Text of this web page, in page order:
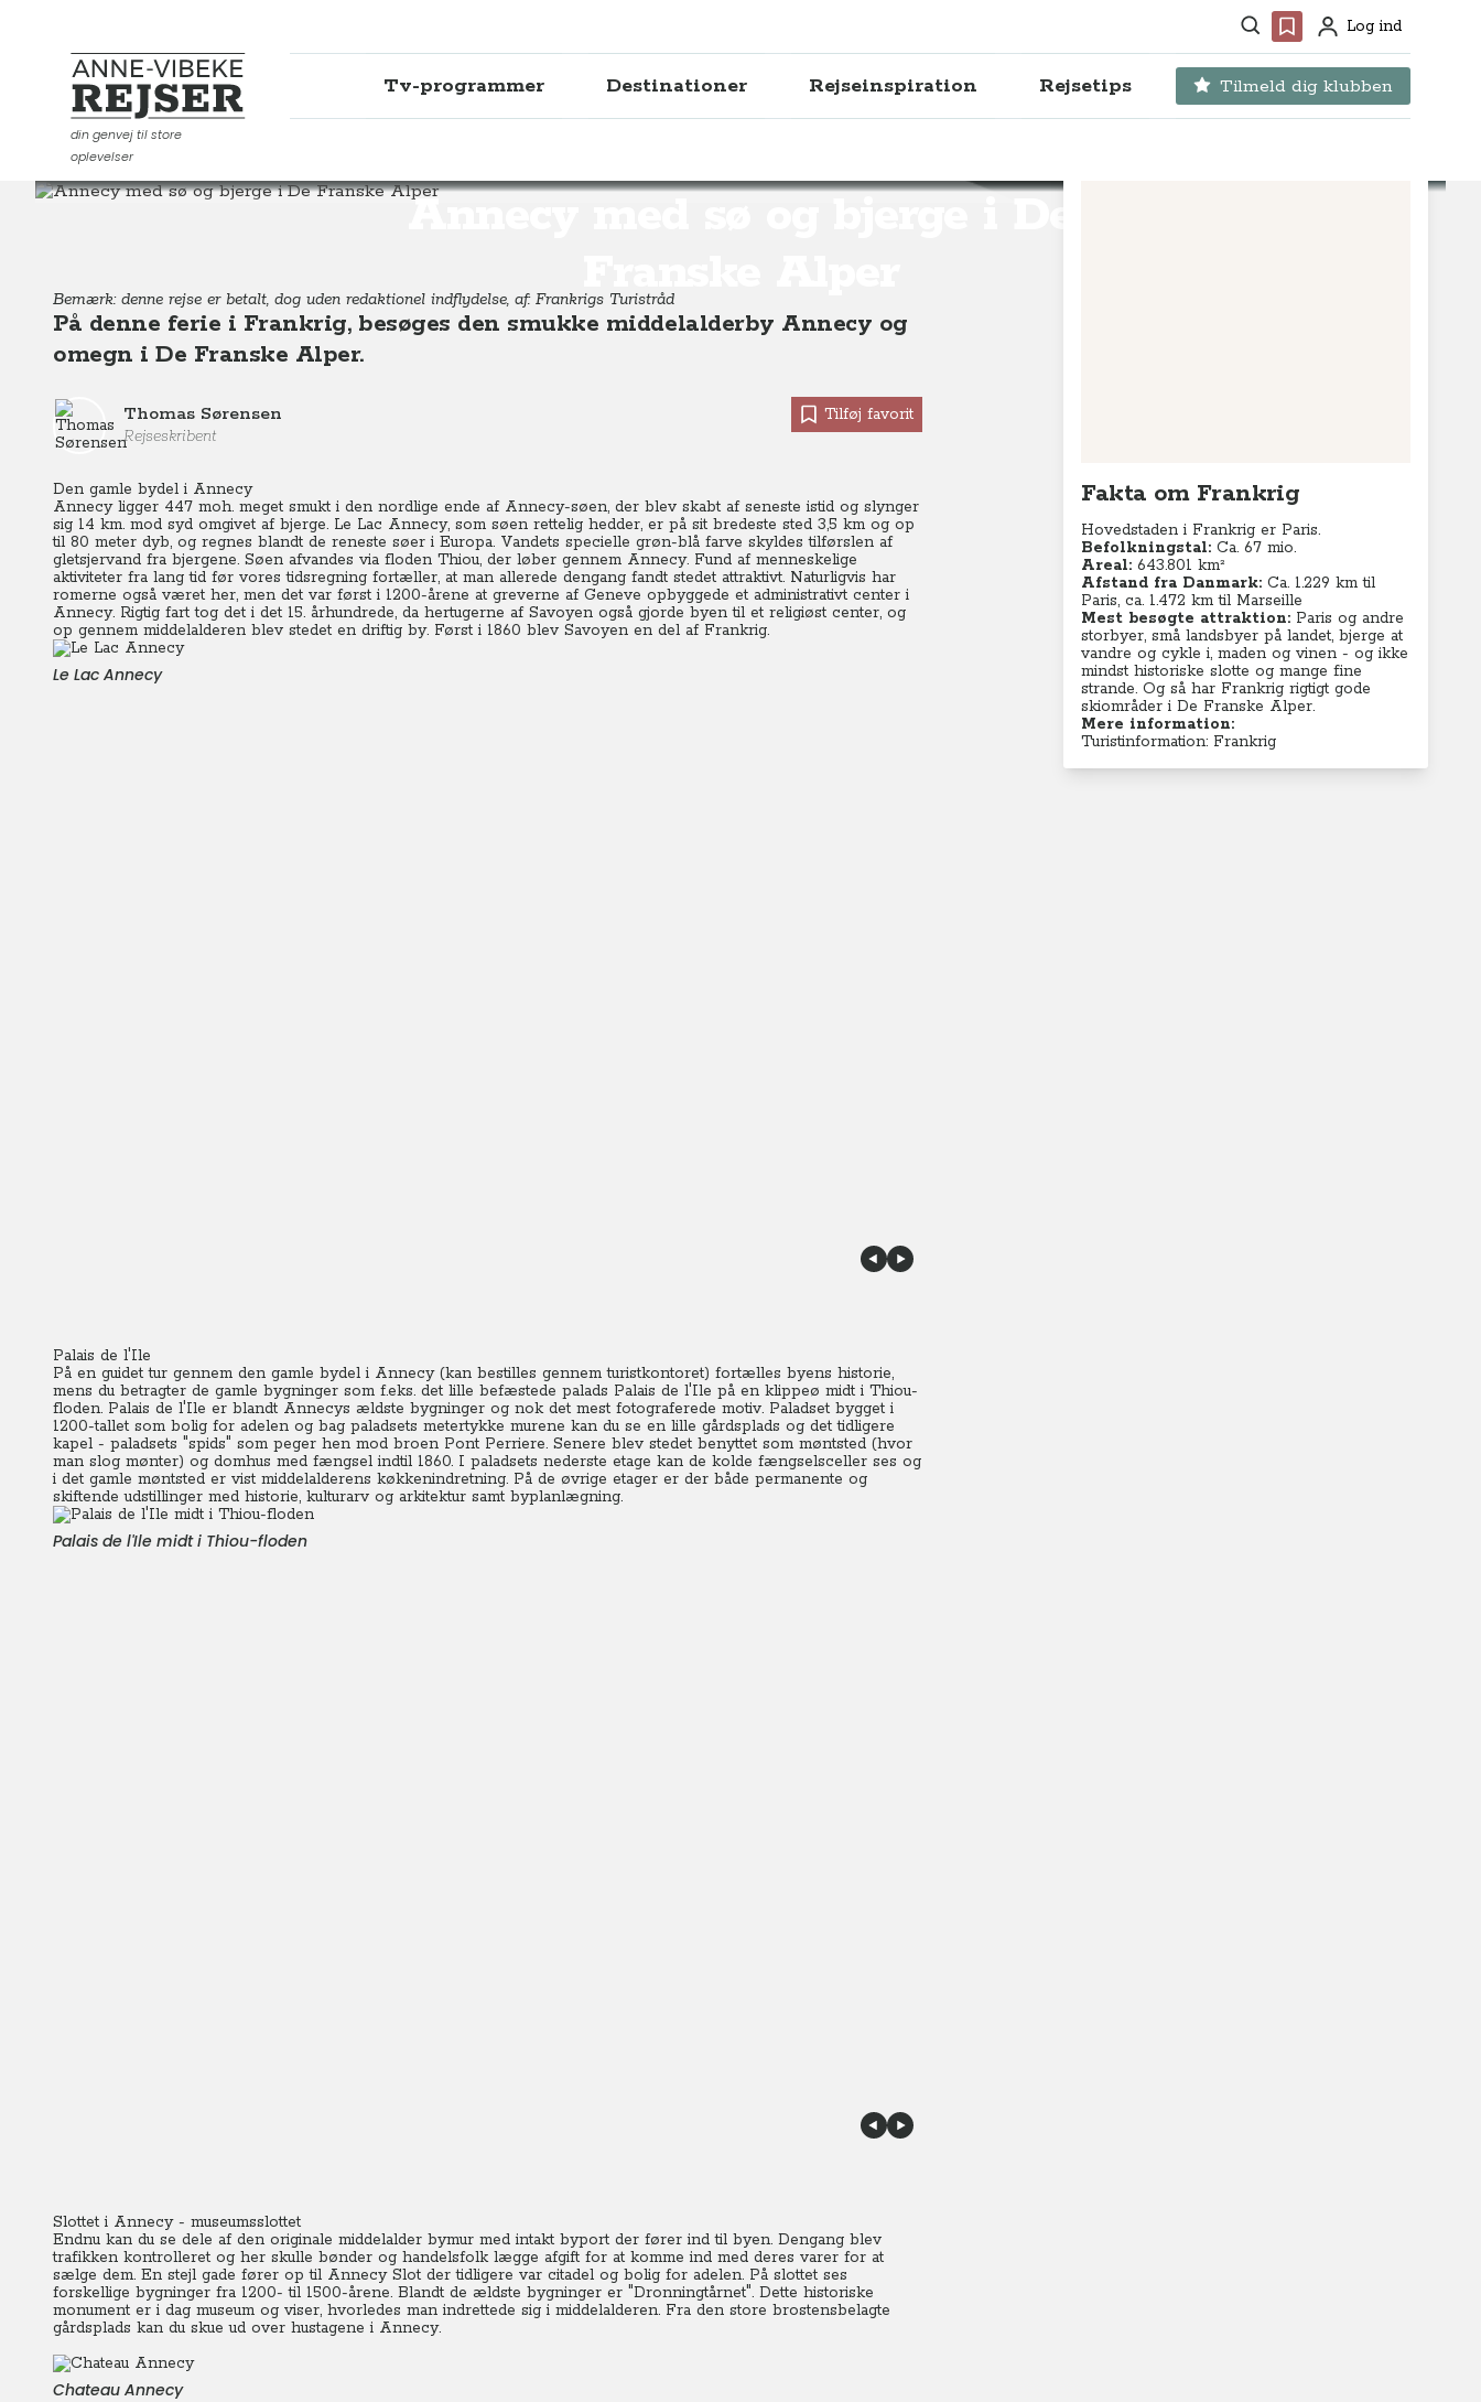
Søg Favoritter
ProfilLog ind
Anne-Vibeke Rejser
din genvej til store
oplevelser
Tv-programmer Destinationer Rejseinspiration Rejsetips Tilmeld dig klubben
Annecy med sø og bjerge i De
Destinationer
Bemærk: denne rejse er betalt, dog uden redaktionel indflydelse, af: Frankrigs Turistråd
På denne ferie i Frankrig, besøges den smukke middelalderby Annecy og
omegn i De Franske Alper.
Thomas Sørensen
Rejseskribent
Tilføj favorit
Den gamle bydel i Annecy
Annecy ligger 447 moh. meget smukt i den nordlige ende af Annecy-søen, der blev skabt af seneste istid og slynger
sig 14 km. mod syd omgivet af bjerge. Le Lac Annecy, som søen rettelig hedder, er på sit bredeste sted 3,5 km og op
til 80 meter dyb, og regnes blandt de reneste søer i Europa. Vandets specielle grøn-blå farve skyldes tilførslen af
gletsjervand fra bjergene. Søen afvandes via floden Thiou, der løber gennem Annecy. Fund af menneskelige
aktiviteter fra lang tid før vores tidsregning fortæller, at man allerede dengang fandt stedet attraktivt. Naturligvis har
romerne også været her, men det var først i 1200-årene at greverne af Geneve opbyggede et administrativt center i
Annecy. Rigtig fart tog det i det 15. århundrede, da hertugerne af Savoyen også gjorde byen til et religiøst center, og
op gennem middelalderen blev stedet en driftig by. Først i 1860 blev Savoyen en del af Frankrig.
Le Lac Annecy
Palais de l'Ile
På en guidet tur gennem den gamle bydel i Annecy (kan bestilles gennem turistkontoret) fortælles byens historie,
mens du betragter de gamle bygninger som f.eks. det lille befæstede palads Palais de l'Ile på en klippeø midt i Thiou-
floden. Palais de l'Ile er blandt Annecys ældste bygninger og nok det mest fotograferede motiv. Paladset bygget i
1200-tallet som bolig for adelen og bag paladsets metertykke murene kan du se en lille gårdsplads og det tidligere
kapel - paladsets "spids" som peger hen mod broen Pont Perriere. Senere blev stedet benyttet som møntsted (hvor
man slog mønter) og domhus med fængsel indtil 1860. I paladsets nederste etage kan de kolde fængselsceller ses og
i det gamle møntsted er vist middelalderens køkkenindretning. På de øvrige etager er der både permanente og
skiftende udstillinger med historie, kulturarv og arkitektur samt byplanlægning.
Palais de l'Ile midt i Thiou-floden
Slottet i Annecy - museumsslottet
Endnu kan du se dele af den originale middelalder bymur med intakt byport der fører ind til byen. Dengang blev
trafikken kontrolleret og her skulle bønder og handelsfolk lægge afgift for at komme ind med deres varer for at
sælge dem. En stejl gade fører op til Annecy Slot der tidligere var citadel og bolig for adelen. På slottet ses
forskellige bygninger fra 1200- til 1500-årene. Blandt de ældste bygninger er "Dronningtårnet". Dette historiske
monument er i dag museum og viser, hvorledes man indrettede sig i middelalderen. Fra den store brostensbelagte
gårdsplads kan du skue ud over hustagene i Annecy.
Chateau Annecy
Fakta om Frankrig
Hovedstaden i Frankrig er Paris.
Befolkningstal: Ca. 67 mio.
Areal: 643.801 km²
Afstand fra Danmark: Ca. 1.229 km til
Paris, ca. 1.472 km til Marseille
Mest besøgte attraktion: Paris og andre
storbyer, små landsbyer på landet, bjerge at
vandre og cykle i, maden og vinen - og ikke
mindst historiske slotte og mange fine
strande. Og så har Frankrig rigtigt gode
skiområder i De Franske Alper.
Mere information:
Turistinformation: Frankrig